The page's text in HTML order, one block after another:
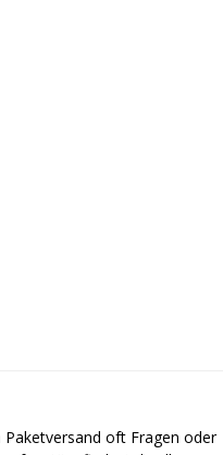
oft Fragen oder